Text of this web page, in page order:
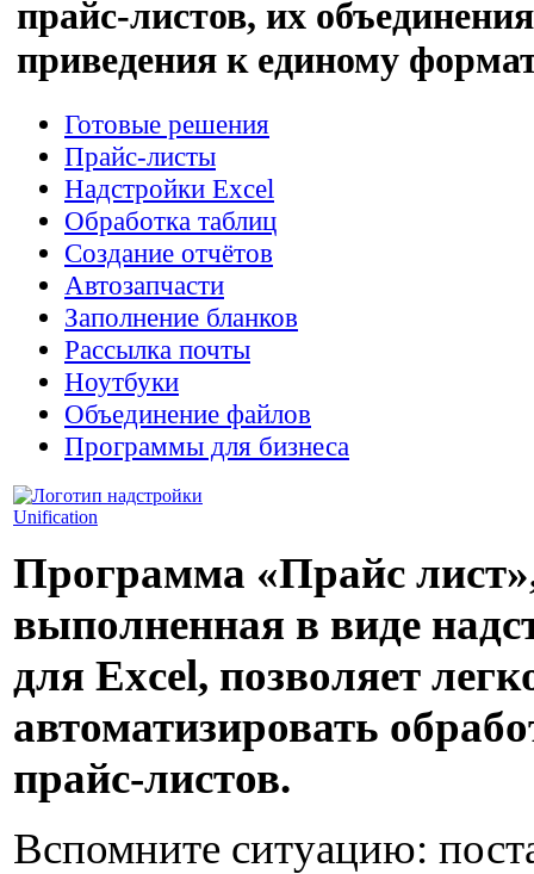
прайс-листов, их
приведения к единому
Готовые решения
Прайс-листы
Надстройки Excel
Обработка таблиц
Создание отчётов
Автозапчасти
Заполнение бланков
Рассылка почты
Ноутбуки
Объединение файлов
Программы для бизнеса
Программа «Прайс
выполненная в виде
для Excel, позволяет
автоматизировать
прайс-листов.
Вспомните ситуацию: